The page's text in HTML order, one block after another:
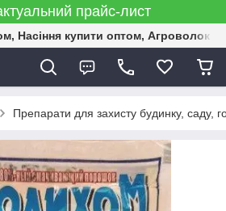
прайс-лист
Насіння купити оптом,
Препарати для захисту будинку, саду,